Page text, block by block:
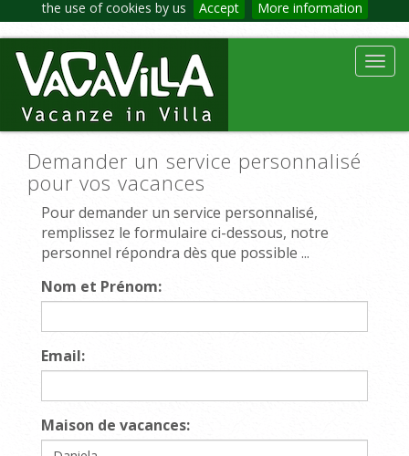
the use of cookies by us Accept More information
Demander un service personnalisé
pour vos vacances
Pour demander un service personnalisé,
remplissez le formulaire ci-dessous, notre
personnel répondra dès que possible ...
Nom et Prénom:
Email:
Maison de vacances: